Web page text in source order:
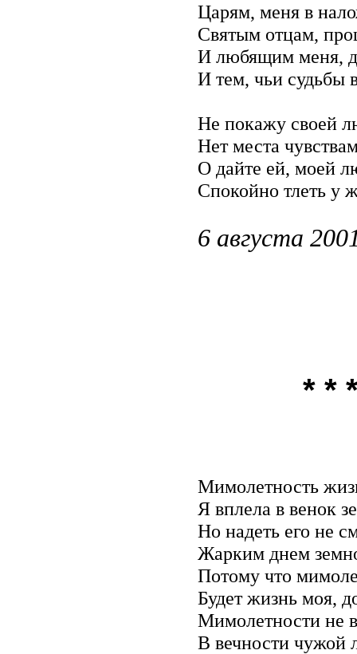
Царям, меня в
Святым отцам,
И любящим меня,
И тем, чьи судьбы
Не покажу своей
Нет места
О дайте ей, моей
Спокойно тлеть у
6 августа
* *
Мимолетность
Я вплела в венок
Но надеть его не
Жарким днем
Потому что
Будет жизнь моя,
Мимолетности не
В вечности чужой